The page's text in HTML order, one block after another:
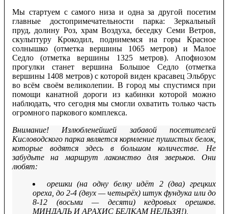
Мы стартуем с самого низа и одна за другой посетим
главные достопримечательности парка: Зеркальный
пруд, долину Роз, храм Воздуха, беседку Семи Ветров,
скульптуру Крокодил, поднимемся на горы Красное
солнышко (отметка вершины 1065 метров) и Малое
Седло (отметка вершины 1325 метров). Апофиозом
прогулки станет вершина Большое Седло (отметка
вершины 1408 метров) с которой виден красавец Эльбрус
во всём своём великолепии. В город мы спустимся при
помощи канатной дороги из кабинки которой можно
наблюдать, что сегодня мы смогли охватить только часть
огромного паркового комплекса.
Внимание! Излюбленейшей забавой посетителей
Кисловодского парка является кормление пушистых белок,
которые водятся здесь в большом количестве. Не
забудьте на маршрут лакомство для зверьков. Они
любят:
орешки (на одну белку идёт 2 (два) грецких
ореха, до 2-4 (двух — четырёх) штук фундука или до
8-12 (восьми — десяти) кедровых орешков.
МИНДАЛЬ И АРАХИС БЕЛКАМ НЕЛЬЗЯ!),